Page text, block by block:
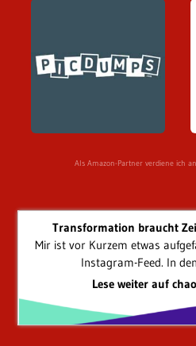
Als Amazon-Partner verdiene ich
Transformation braucht
Mir ist vor Kurzem etwas
Instagram-Feed. In
Lese weiter auf